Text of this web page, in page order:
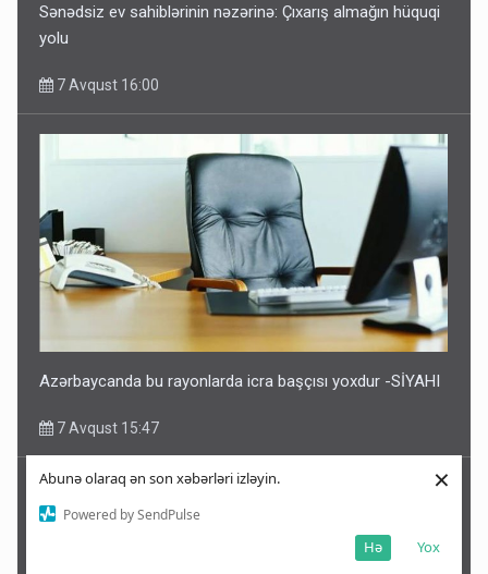
Abunə olaraq ən son xəbərləri izləyin.
Powered by SendPulse
Yox
Hə
×
Sənədsiz ev sahiblərinin nəzərinə: Çıxarış almağın hüquqi
yolu
7 Avqust 16:00
Azərbaycanda bu rayonlarda icra başçısı yoxdur -SİYAHI
7 Avqust 15:47